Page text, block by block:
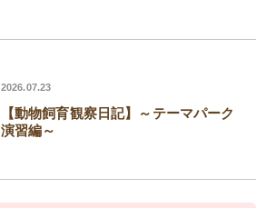
2026.07.23
【動物飼育観察日記】～テーマパーク
演習編～